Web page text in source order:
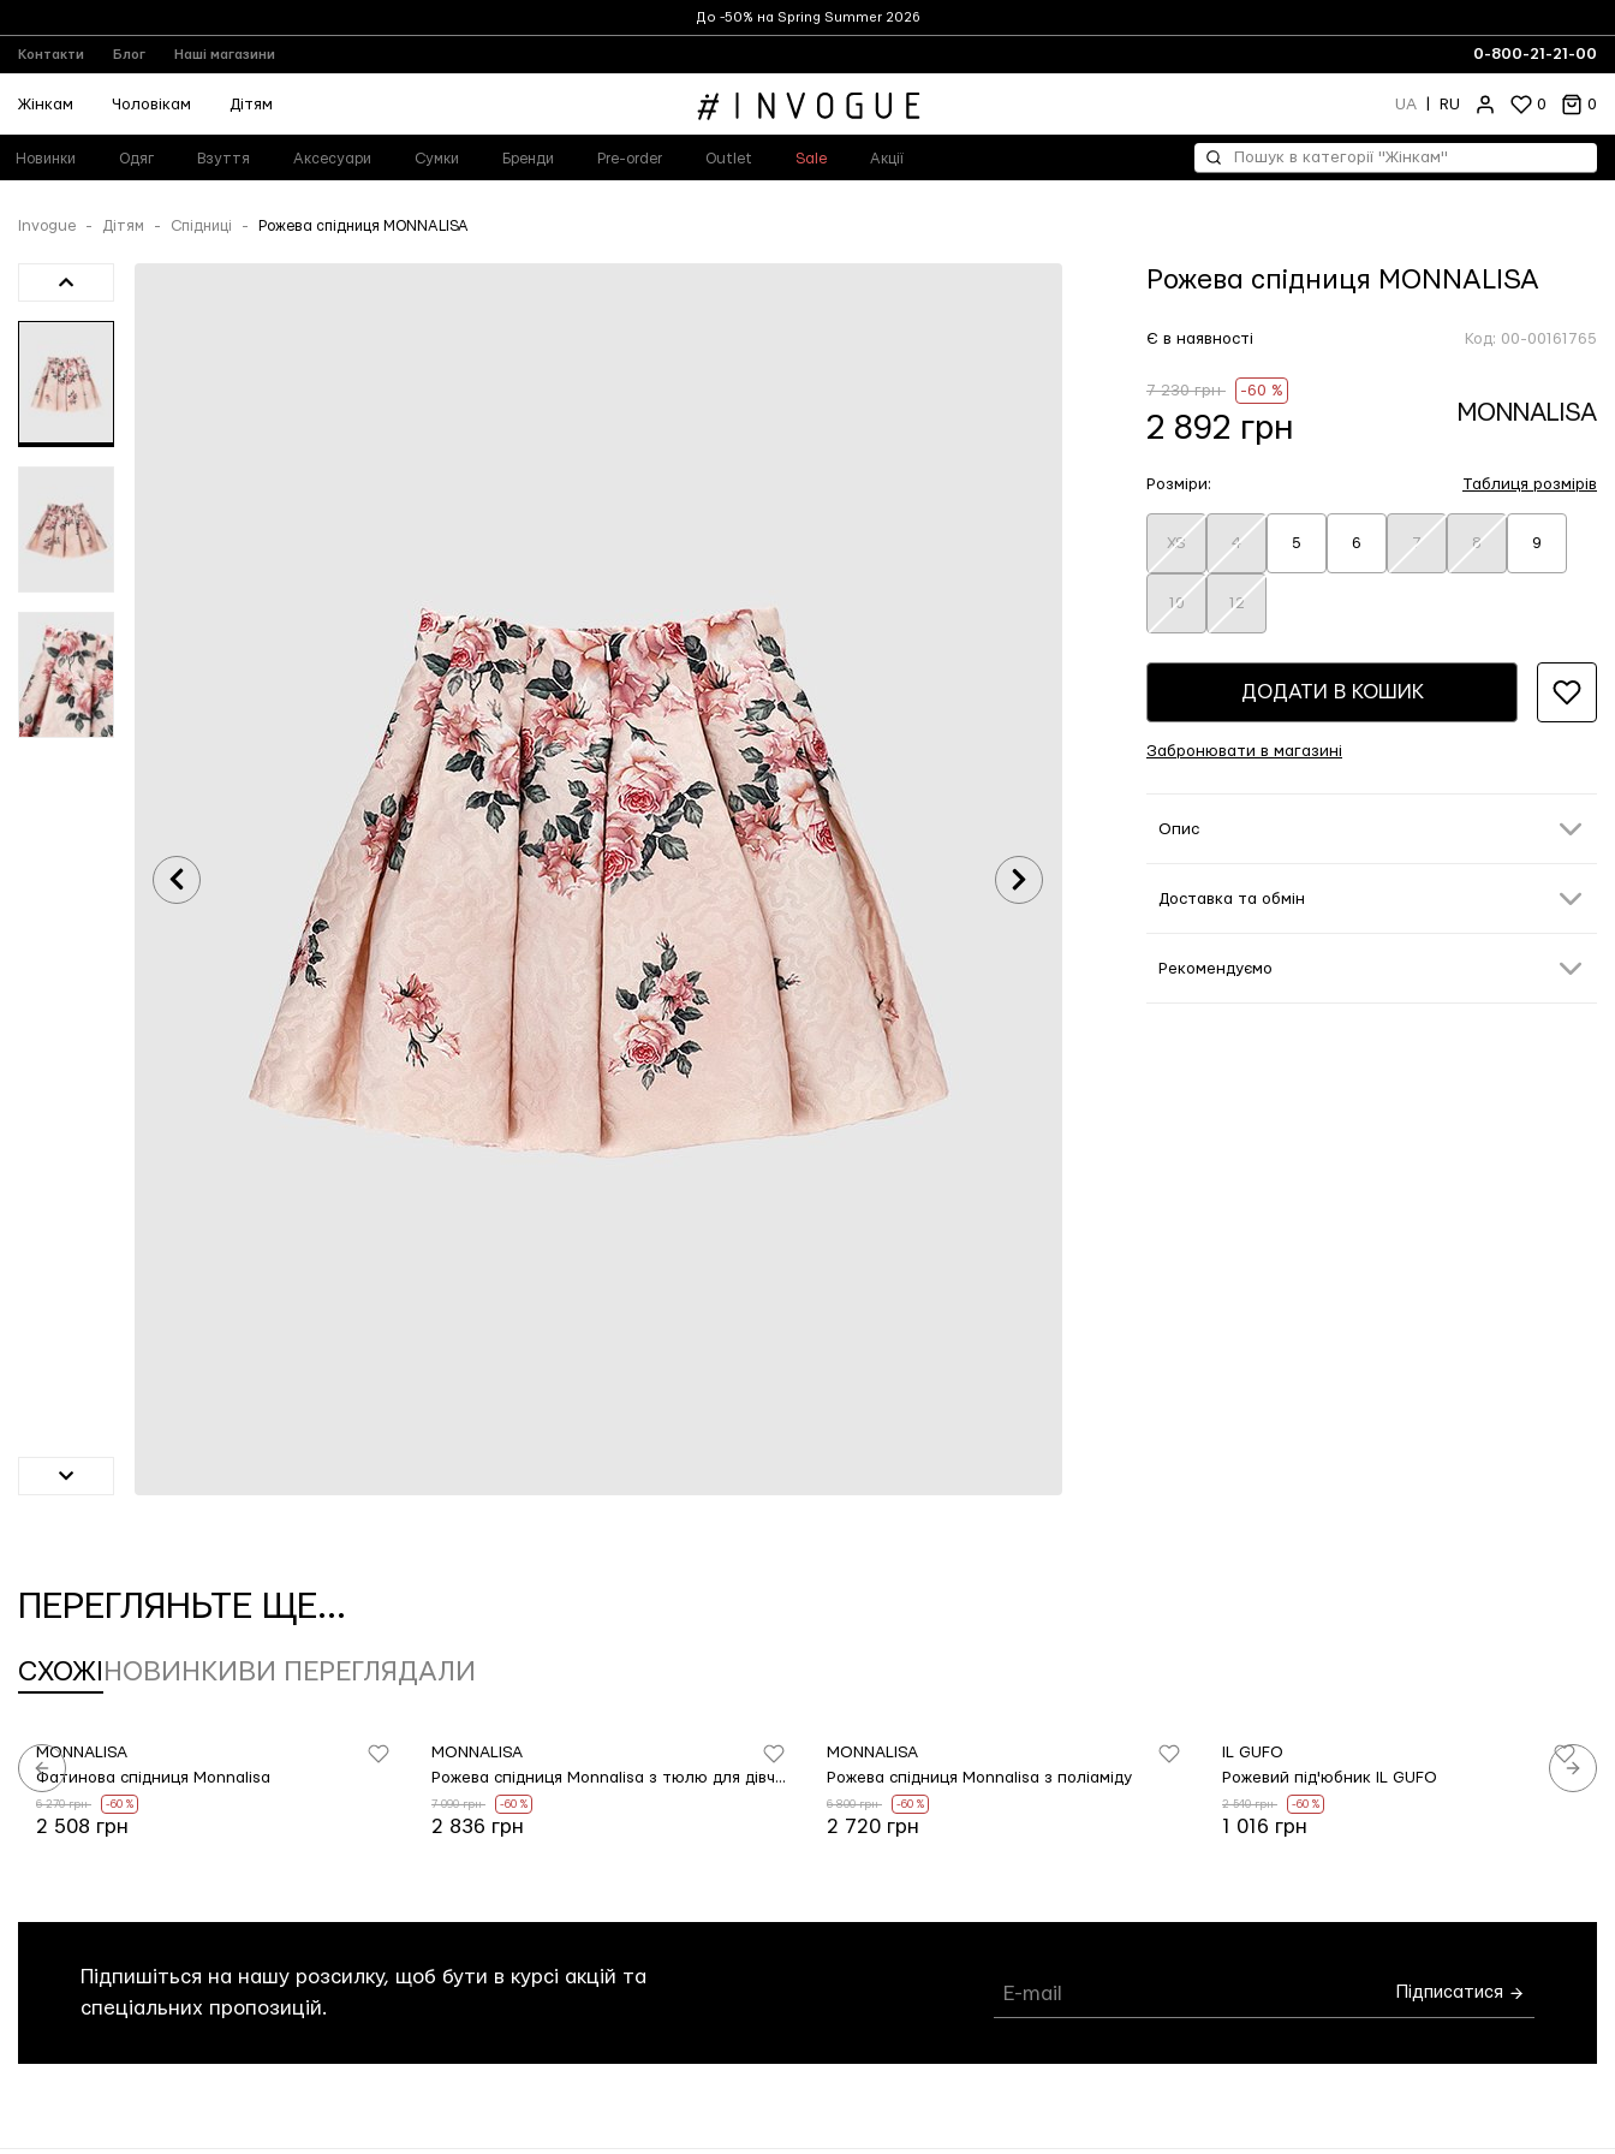
До -50% на Spring Summer 2026
Контакти Блог Наші магазини 0-800-21-21-00
Жінкам Чоловікам Дітям UA RU 0 0
Новинки Одяг Взуття Аксесуари Сумки Бренди Pre-order Outlet Sale Акції
Invogue Дітям Спідниці Рожева спідниця MONNALISA
Рожева спідниця MONNALISA
Є в наявності Код: 00-00161765
7 230 грн -60 %
2 892 грн MONNALISA
Розміри:
XS 4 5 6 7 8 9
10 12
Таблиця розмірів
ДОДАТИ В КОШИК
Забронювати в магазині
Опис
Доставка та обмін
Рекомендуємо
ПЕРЕГЛЯНЬТЕ ЩЕ...
СХОЖІ НОВИНКИ ВИ ПЕРЕГЛЯДАЛИ
MONNALISA
Фатинова спідниця Monnalisa
6 270 грн -60 %
2 508 грн
MONNALISA
Рожева спідниця Monnalisa з тюлю для дівчинки
7 090 грн -60 %
2 836 грн
MONNALISA
Рожева спідниця Monnalisa з поліаміду
6 800 грн -60 %
2 720 грн
IL GUFO
Рожевий під'юбник IL GUFO
2 540 грн -60 %
1 016 грн
Підпишіться на нашу розсилку, щоб бути в курсі акцій та
спеціальних пропозицій.
Підписатися